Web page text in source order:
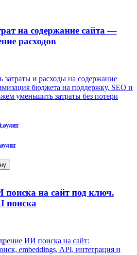
на содержание сайта —
расходов
и расходы на содержание
бюджета на поддержку, SEO и
уменьшить затраты без потери
поиска на сайт под ключ.
поиска
ИИ поиска на сайт:
embeddings, API, интеграция и